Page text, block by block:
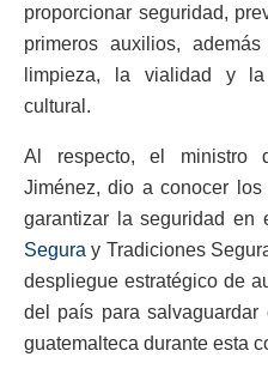
proporcionar seguridad,
primeros auxilios,
limpieza, la vialidad y
cultural.
Al respecto, el ministro
Jiménez, dio a conocer
garantizar la seguridad en
Segura y Tradiciones
despliegue estratégico de
del país para
guatemalteca durante esta